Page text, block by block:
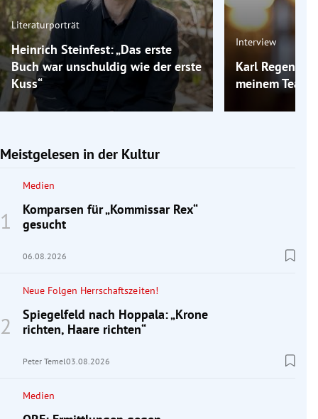
Literaturporträt
Heinrich Steinfest: „Das erste
Buch war unschuldig wie der erste
Kuss“
Interview
Karl
meinem Team
Meistgelesen in der Kultur
Medien
Komparsen für „Kommissar Rex“
gesucht
06.08.2026
Neue Folgen Herrschaftszeiten!
Spiegelfeld nach Hoppala: „Krone
richten, Haare richten“
Peter Temel03.08.2026
Medien